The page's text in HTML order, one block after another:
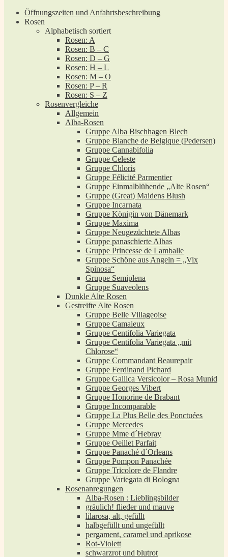
Öffnungszeiten und Anfahrtsbeschreibung
Rosen
Alphabetisch sortiert
Rosen: A
Rosen: B – C
Rosen: D – G
Rosen: H – L
Rosen: M – O
Rosen: P – R
Rosen: S – Z
Rosenvergleiche
Allgemein
Alba-Rosen
Gruppe Alba Bischhagen Blech
Gruppe Blanche de Belgique (Pedersen)
Gruppe Cannabifolia
Gruppe Celeste
Gruppe Chloris
Gruppe Félicité Parmentier
Gruppe Einmalblühende „Alte Rosen“
Gruppe (Great) Maidens Blush
Gruppe Incarnata
Gruppe Königin von Dänemark
Gruppe Maxima
Gruppe Neugezüchtete Albas
Gruppe panaschierte Albas
Gruppe Princesse de Lamballe
Gruppe Schöne aus Angeln = „Vix
Spinosa“
Gruppe Semiplena
Gruppe Suaveolens
Dunkle Alte Rosen
Gestreifte Alte Rosen
Gruppe Belle Villageoise
Gruppe Camaieux
Gruppe Centifolia Variegata
Gruppe Centifolia Variegata „mit
Chlorose“
Gruppe Commandant Beaurepair
Gruppe Ferdinand Pichard
Gruppe Gallica Versicolor – Rosa Munid
Gruppe Georges Vibert
Gruppe Honorine de Brabant
Gruppe Incomparable
Gruppe La Plus Belle des Ponctuées
Gruppe Mercedes
Gruppe Mme d´Hebray
Gruppe Oeillet Parfait
Gruppe Panaché d´Orleans
Gruppe Pompon Panachée
Gruppe Tricolore de Flandre
Gruppe Variegata di Bologna
Rosenanregungen
Alba-Rosen : Lieblingsbilder
gräulich! flieder und mauve
lilarosa, alt, gefüllt
halbgefüllt und ungefüllt
pergament, caramel und aprikose
Rot-Violett
schwarzrot und blutrot